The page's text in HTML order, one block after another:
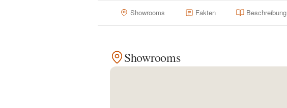
Showrooms Fakten Beschreibung
Showrooms